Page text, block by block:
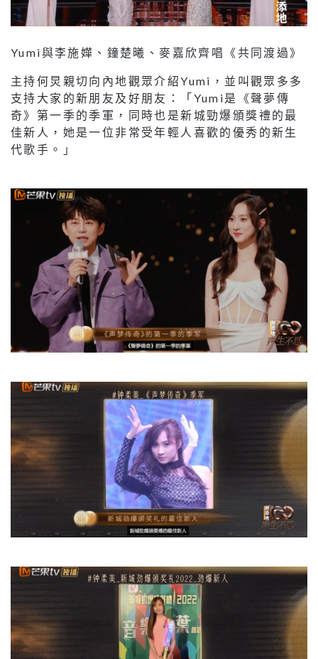
Yumi與李施嬅、鐘楚曦、麥嘉欣齊唱《共同渡過》
主持何炅親切向內地觀眾介紹Yumi，並叫觀眾多多
支持大家的新朋友及好朋友：「Yumi是《聲夢傳
奇》第一季的季軍，同時也是新城勁爆頒獎禮的最
佳新人，她是一位非常受年輕人喜歡的優秀的新生
代歌手。」